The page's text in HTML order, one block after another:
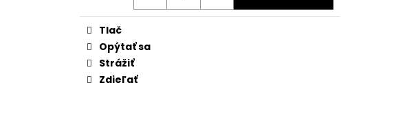
Tlač
Opýtať sa
Strážiť
Zdieľať